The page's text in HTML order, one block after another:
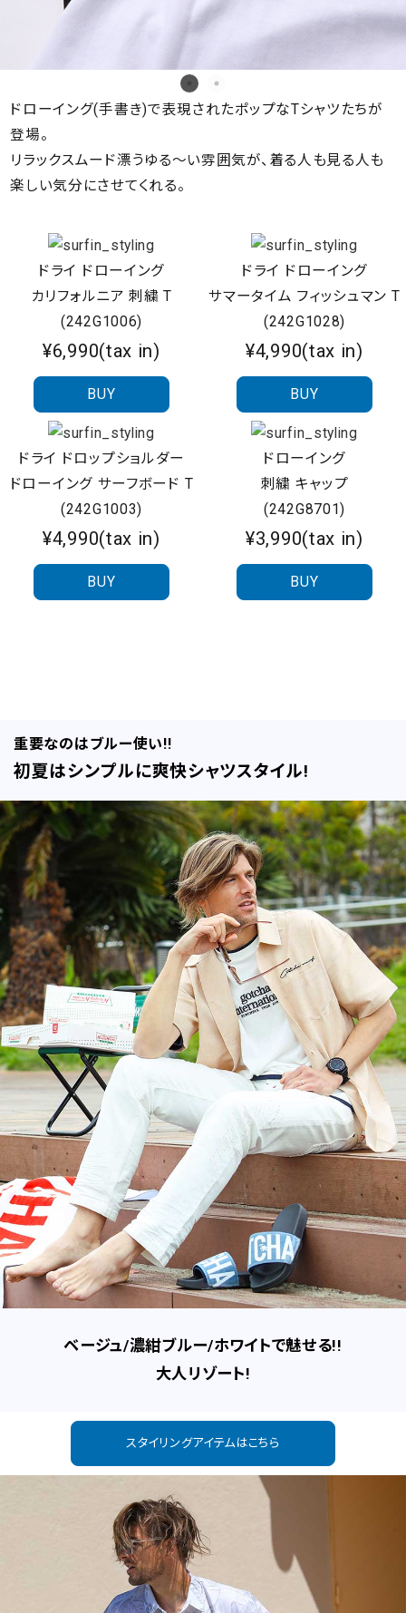
ドローイング(手書き)で表現されたポップなTシャツたちが
登場。
リラックスムード漂うゆる～い雰囲気が、着る人も見る人も
楽しい気分にさせてくれる。
ドライ ドローイング
カリフォルニア 刺繍 T
(242G1006)
¥6,990(tax in)
BUY
ドライ ドローイング
サマータイム フィッシュマン T
(242G1028)
¥4,990(tax in)
BUY
ドライ ドロップショルダー
ドローイング サーフボード T
(242G1003)
¥4,990(tax in)
BUY
ドローイング
刺繍 キャップ
(242G8701)
¥3,990(tax in)
BUY
重要なのはブルー使い!!
初夏はシンプルに爽快シャツスタイル!
ベージュ/濃紺ブルー/ホワイトで魅せる!!
大人リゾート!
スタイリングアイテムはこちら